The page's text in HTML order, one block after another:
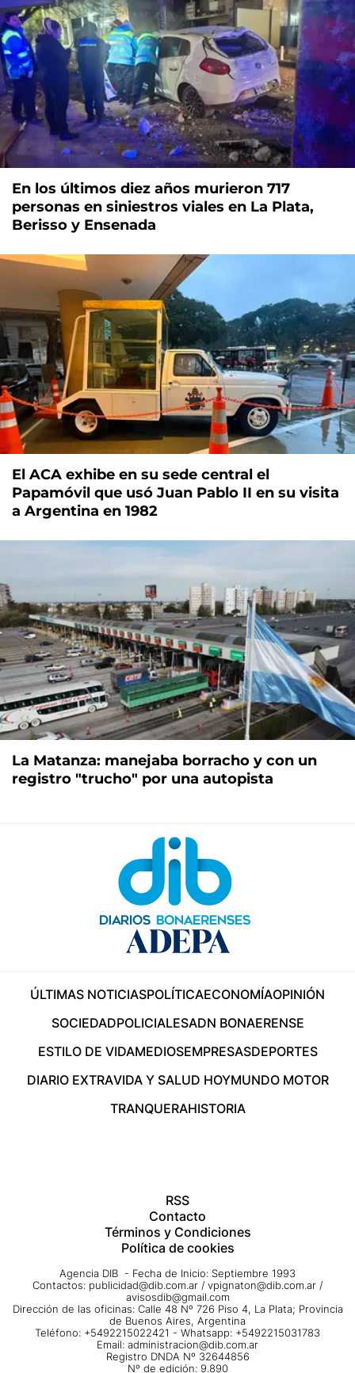
En los últimos diez años murieron 717
personas en siniestros viales en La Plata,
Berisso y Ensenada
El ACA exhibe en su sede central el
Papamóvil que usó Juan Pablo II en su visita
a Argentina en 1982
La Matanza: manejaba borracho y con un
registro "trucho" por una autopista
ÚLTIMAS NOTICIASPOLÍTICAECONOMÍAOPINIÓN
SOCIEDADPOLICIALESADN BONAERENSE
ESTILO DE VIDAMEDIOSEMPRESASDEPORTES
DIARIO EXTRAVIDA Y SALUD HOYMUNDO MOTOR
TRANQUERAHISTORIA
RSS
Contacto
Términos y Condiciones
Política de cookies
Agencia DIB - Fecha de Inicio: Septiembre 1993
Contactos: publicidad@dib.com.ar / vpignaton@dib.com.ar /
avisosdib@gmail.com
Dirección de las oficinas: Calle 48 Nº 726 Piso 4, La Plata; Provincia
de Buenos Aires, Argentina
Teléfono: +5492215022421 - Whatsapp: +5492215031783
Email: administracion@dib.com.ar
Registro DNDA Nº 32644856
Nº de edición: 9.890